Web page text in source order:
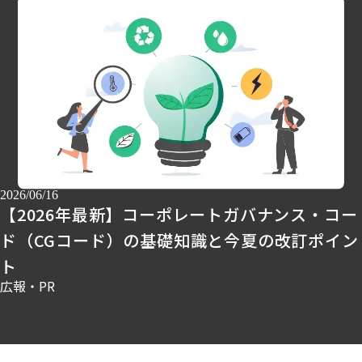
2026/06/16
【2026年最新】コーポレートガバナンス・コー
ド（CGコード）の基礎知識と今夏の改訂ポイン
ト
広報・PR